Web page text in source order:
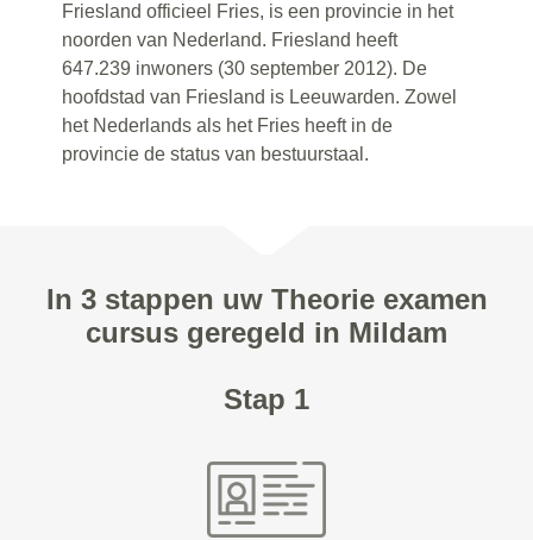
Friesland officieel Fries, is een provincie in het
noorden van Nederland. Friesland heeft
647.239 inwoners (30 september 2012). De
hoofdstad van Friesland is Leeuwarden. Zowel
het Nederlands als het Fries heeft in de
provincie de status van bestuurstaal.
In 3 stappen uw Theorie examen
cursus geregeld in Mildam
Stap 1